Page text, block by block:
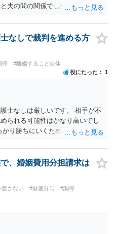
夫の間の関係でしかありませ
いずれにしても，使用貸借では
，夫と義母の関係でしかありま
にこうなったのはお前のせいなん
た。」 こうなった経緯は不明で
すから，二人で賃料等の合意を
するだけのことです。この合意
択をするかは，義母の判断でし
ているようですが）。 夫が賃料
法律上の支払義務は生じませ
人が相談者になっているなど）
生じないのです。にもかかわら
ような請求を押し付けてくる夫
になると思います。 抵当権の解
じることがないと思います。ロ
実行されて土地が売却されて
いると思うので，競売自体はさ
物のローンに充当され，残額は
ります。相談者は，債務に関係
，負担する理由がありません。
ようですから，離婚自体はこち
請求する際に，この不動産の経
なしで裁判を進める方
停 #離婚すること自体
役にたった 1
士なしは厳しいです。 相手が不
られる可能性はかなり高いでし
り勝ちにいくためにも弁護士委
、婚姻費用分担請求は
渡さない #財産分与
#調停